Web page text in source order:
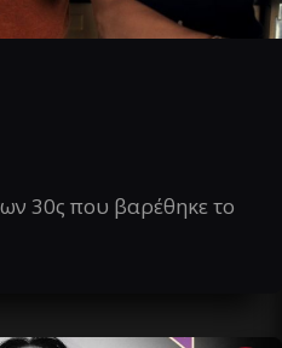
30ς που βαρέθηκε το